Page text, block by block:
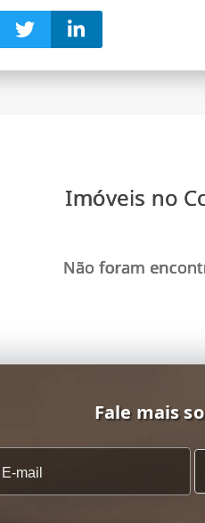
Imóveis no
Não foram
Fale mais